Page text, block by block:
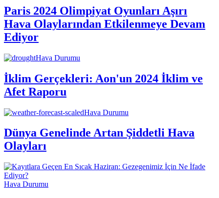
Paris 2024 Olimpiyat Oyunları Aşırı
Hava Olaylarından Etkilenmeye Devam
Ediyor
Hava Durumu
İklim Gerçekleri: Aon'un 2024 İklim ve
Afet Raporu
Hava Durumu
Dünya Genelinde Artan Şiddetli Hava
Olayları
Hava Durumu